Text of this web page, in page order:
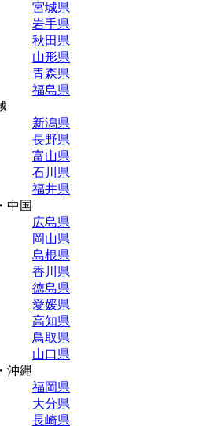
宮城県
岩手県
秋田県
山形県
青森県
福島県
新潟県
長野県
富山県
石川県
福井県
中国
広島県
岡山県
島根県
香川県
徳島県
愛媛県
高知県
鳥取県
山口県
沖縄
福岡県
大分県
長崎県